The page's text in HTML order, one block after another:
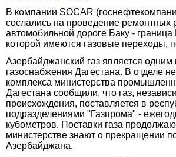
В компании SOCAR
сослались на проведение ремонтных
автомобильной дороге Баку - граница
которой имеются газовые переходы,
Азербайджанский газ является одним
газоснабжения Дагестана. В отделе
комплекса министерства
Дагестана сообщили, что газ,
происхождения, поставляется в
подразделениями "Газпрома" -
кубометров. Поставки газа
министерстве знают о прекращении
Азербайджана.